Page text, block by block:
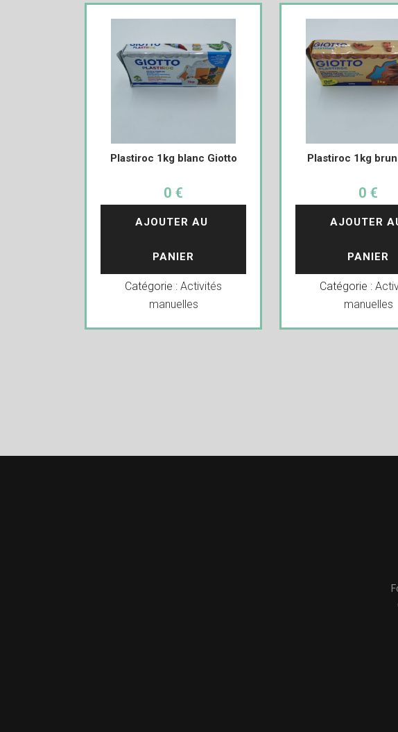
Plastiroc 1kg blanc Giotto
0 €
AJOUTER AU
PANIER
Catégorie :Activités
manuelles
Plastiroc 1kg
0 €
AJOUTER
PANIER
Catégorie :
manuelles